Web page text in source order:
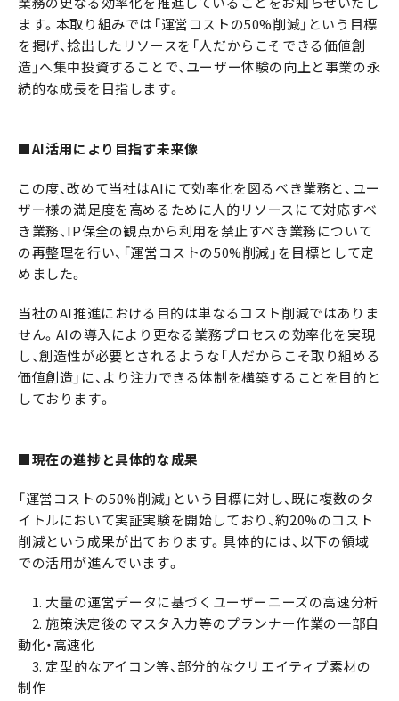
ます。本取り組みでは「運営コストの50%削減」という目標
を掲げ、捻出したリソースを「人だからこそできる価値創
造」へ集中投資することで、ユーザー体験の向上と事業の永
続的な成長を目指します。
■AI活用により目指す未来像
この度、改めて当社はAIにて効率化を図るべき業務と、ユー
ザー様の満足度を高めるために人的リソースにて対応すべ
き業務、IP保全の観点から利用を禁止すべき業務について
の再整理を行い、「運営コストの50%削減」を目標として定
めました。
当社のAI推進における目的は単なるコスト削減ではありま
せん。AIの導入により更なる業務プロセスの効率化を実現
し、創造性が必要とされるような「人だからこそ取り組める
価値創造」に、より注力できる体制を構築することを目的と
しております。
■現在の進捗と具体的な成果
「運営コストの50%削減」という目標に対し、既に複数のタ
イトルにおいて実証実験を開始しており、約20%のコスト
削減という成果が出ております。具体的には、以下の領域
での活用が進んでいます。
1. 大量の運営データに基づくユーザーニーズの高速分析
2. 施策決定後のマスタ入力等のプランナー作業の一部自
動化・高速化
3. 定型的なアイコン等、部分的なクリエイティブ素材の
制作